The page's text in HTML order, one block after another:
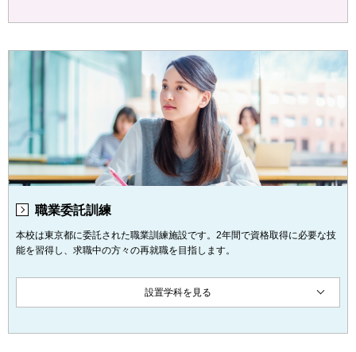
職業委託訓練
本校は東京都に委託された職業訓練施設です。2年間で資格取得に必要な技
能を習得し、求職中の方々の再就職を目指します。
設置学科を見る